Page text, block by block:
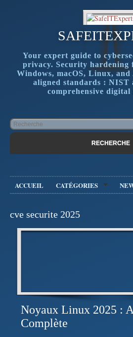
Your expert guide to
privacy. Security hardening
Windows, macOS, Linux,
aligned standards : NIST
comprehensive
ACCUEIL CATÉGORIES
cve securite 2025
Noyaux Linux 2025 :
Complète